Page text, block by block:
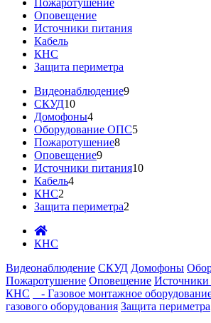
Пожаротушение
Оповещение
Источники питания
Кабель
КНС
Защита периметра
Видеонаблюдение9
СКУД10
Домофоны4
Оборудование ОПС5
Пожаротушение8
Оповещение9
Источники питания10
Кабель4
КНС2
Защита периметра2
КНС
Видеонаблюдение СКУД Домофоны
Пожаротушение Оповещение Источники
КНС
- Газовое монтажное
газового оборудования Защита периметра